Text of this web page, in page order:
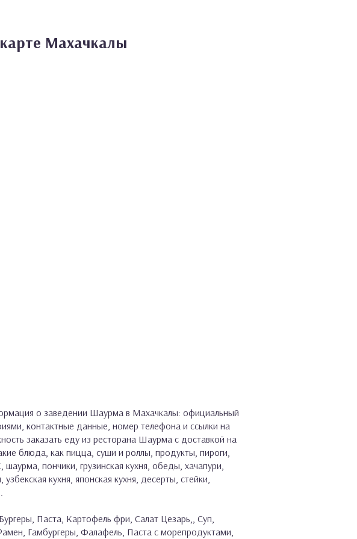
Махачкалы
о заведении Шаурма в Махачкалы: официальный
контактные данные, номер телефона и ссылки на
заказать еду из ресторана Шаурма с доставкой на
блюда, как пицца, суши и роллы, продукты, пироги,
пончики, грузинская кухня, обеды, хачапури,
кухня, японская кухня, десерты, стейки,
Паста, Картофель фри, Салат Цезарь,, Суп,
Гамбургеры, Фалафель, Паста с морепродуктами,